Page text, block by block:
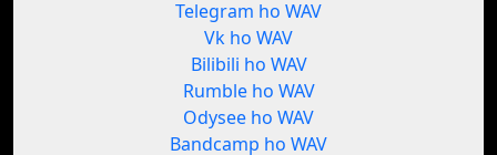
Telegram ho WAV
Vk ho WAV
Bilibili ho WAV
Rumble ho WAV
Odysee ho WAV
Bandcamp ho WAV